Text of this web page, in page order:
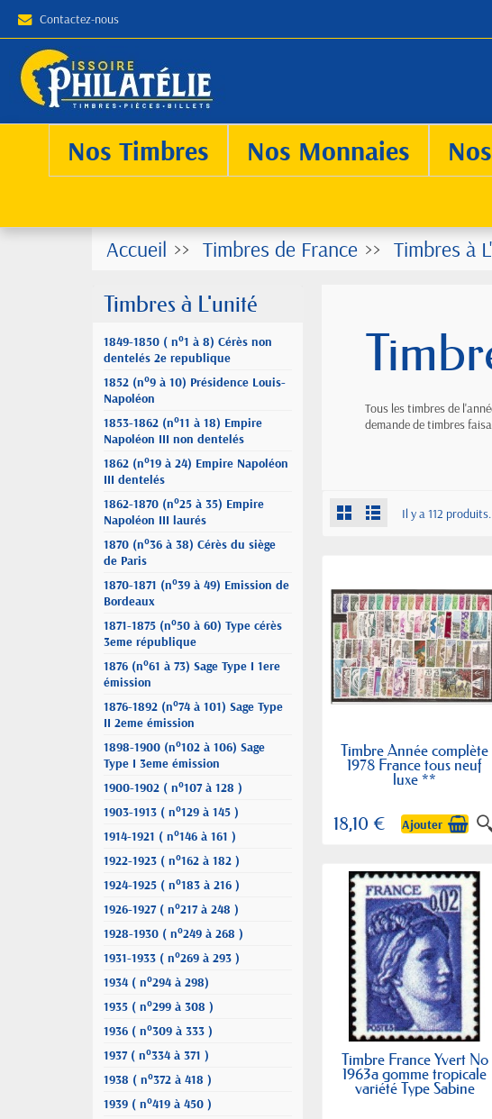
Contactez-nous
Nos Timbres Nos Monnaies
Accueil Timbres de France Timbres à
Timbres à L'unité
1849-1850 ( n°1 à 8) Cérès non
dentelés 2e republique
1852 (n°9 à 10) Présidence Louis-
Napoléon
1853-1862 (n°11 à 18) Empire
Napoléon III non dentelés
1862 (n°19 à 24) Empire Napoléon
III dentelés
1862-1870 (n°25 à 35) Empire
Napoléon III laurés
1870 (n°36 à 38) Cérès du siège
de Paris
1870-1871 (n°39 à 49) Emission de
Bordeaux
1871-1875 (n°50 à 60) Type cérès
3eme république
1876 (n°61 à 73) Sage Type I 1ere
émission
1876-1892 (n°74 à 101) Sage Type
II 2eme émission
1898-1900 (n°102 à 106) Sage
Type I 3eme émission
1900-1902 ( n°107 à 128 )
1903-1913 ( n°129 à 145 )
1914-1921 ( n°146 à 161 )
1922-1923 ( n°162 à 182 )
1924-1925 ( n°183 à 216 )
1926-1927 ( n°217 à 248 )
1928-1930 ( n°249 à 268 )
1931-1933 ( n°269 à 293 )
1934 ( n°294 à 298)
1935 ( n°299 à 308 )
1936 ( n°309 à 333 )
1937 ( n°334 à 371 )
1938 ( n°372 à 418 )
1939 ( n°419 à 450 )
Tous les timbres de
demande de timbres
Il y a 112 produits.
Timbre Année complète
1978 France tous neuf
luxe **
18,10 € Ajouter
Timbre France Yvert No
1963a gomme tropicale
variété Type Sabine